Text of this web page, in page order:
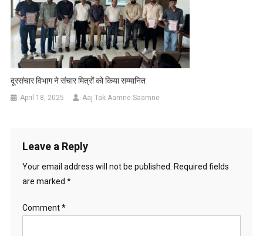
दूरसंचार विभाग ने संचार मित्रों को किया सम्मानित
April 18, 2025 Aaj Tak Aamne Saamne
Leave a Reply
Your email address will not be published. Required fields
are marked *
Comment*